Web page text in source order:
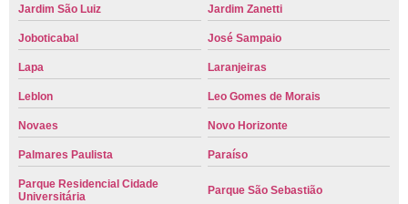
Jardim São Luiz Jardim Zanetti
Joboticabal José Sampaio
Lapa Laranjeiras
Leblon Leo Gomes de Morais
Novaes Novo Horizonte
Palmares Paulista Paraíso
Parque Residencial Cidade
Universitária
Parque São Sebastião